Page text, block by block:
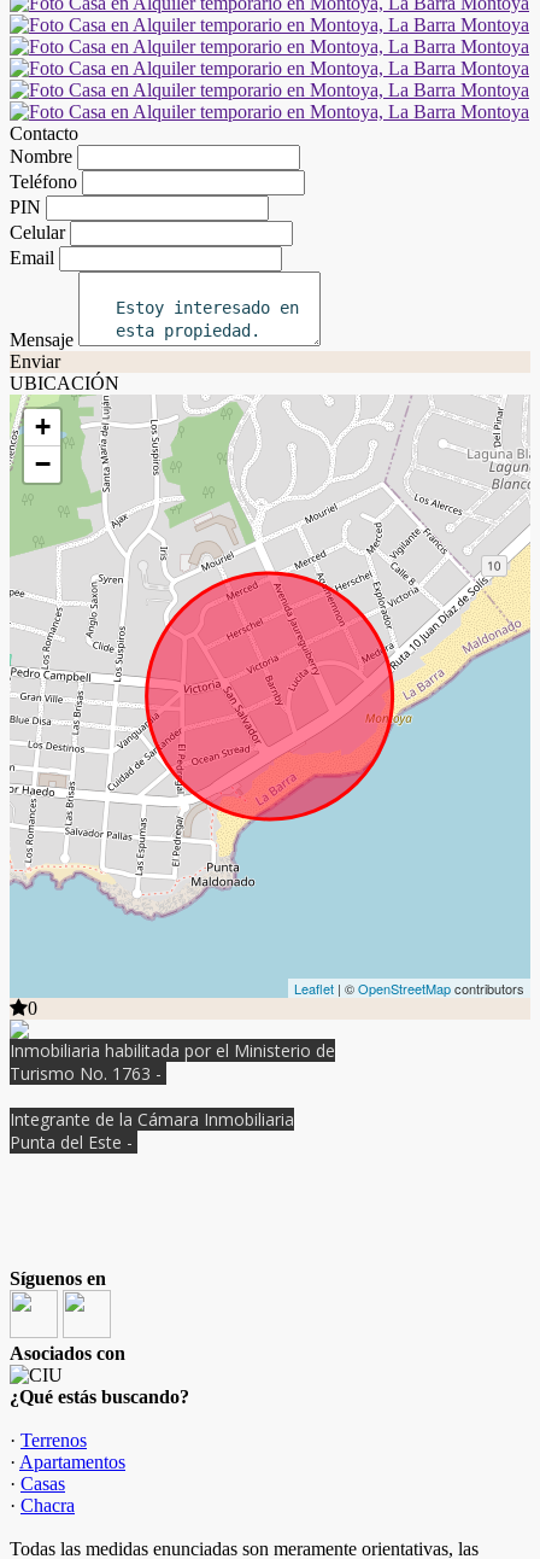
Contacto
Nombre
Teléfono
PIN
Celular
Email
Mensaje
Enviar
UBICACIÓN
+
−
Leaflet | ©OpenStreetMapcontributors
0
Inmobiliaria habilitada por el Ministerio de
Turismo No. 1763 -
Integrante de la Cámara Inmobiliaria
Punta del Este -
Síguenos en
Asociados con
¿Qué estás buscando?
· Terrenos
· Apartamentos
· Casas
· Chacra
Todas las medidas enunciadas son meramente orientativas, las